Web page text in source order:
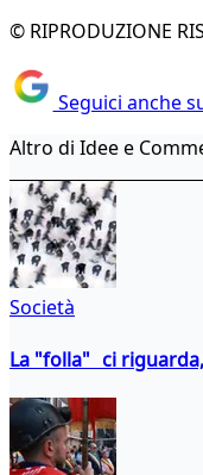
© RIPRODUZIONE
Seguici anche
Altro di Idee e
Società
La "folla" ci